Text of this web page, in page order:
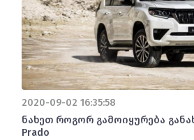
2020-09-02 16:35:58
ნახეთ როგორ გამოიყურება
Prado